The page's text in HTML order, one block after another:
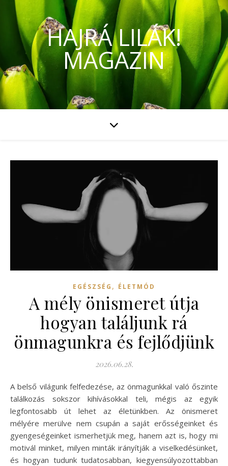
HAJRÁ LILÁK!
MAGAZIN
EGÉSZSÉG , ÉLETMÓD
A mély önismeret útja
hogyan találjunk rá
önmagunkra és fejlődjünk
2026.06.28.
A belső világunk felfedezése, az önmagunkkal való őszinte
találkozás sokszor kihívásokkal teli, mégis az egyik
legfontosabb út lehet az életünkben. Az önismeret
mélyére merülve nem csupán a saját erősségeinket és
gyengeségeinket ismerhetjük meg, hanem azt is, hogy mi
motivál minket, milyen minták irányítják a viselkedésünket,
és hogyan tudunk tudatosabban, kiegyensúlyozottabban